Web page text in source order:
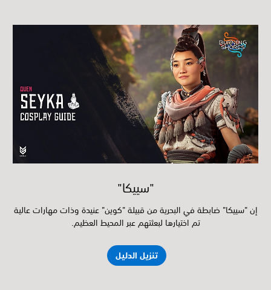
"سييكا"
إن "سييكا" ضابطة في البحرية من قبيلة "كوين" عنيدة وذات مهارات عالية
تم اختيارها لبعثتهم عبر المحيط العظيم.
تنزيل الدليل